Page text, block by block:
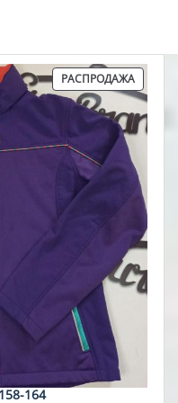
РАСПРОДАЖА
ТОВАР
164